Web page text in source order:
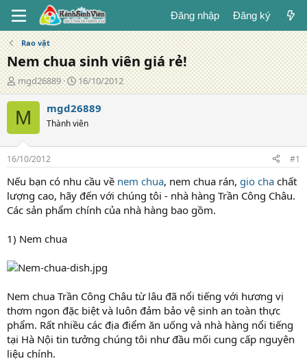
Đăng nhập Đăng ký
Rao vặt
Nem chua sinh viên giá rẻ!
T
á
c
g
ả
mgd26889
N
g
à
y
đ
g
16/10/2012
M mgd26889
Thành viên
16/10/2012 #1
Nếu bạn có nhu cầu về nem chua, nem chua rán, gio cha chất
lượng cao, hãy đến với chúng tôi - nhà hàng Trần Công Châu.
Các sản phẩm chính của nhà hàng bao gồm.
1) Nem chua
Nem chua Trần Công Châu từ lâu đã nổi tiếng với hương vị
thơm ngon đặc biệt và luôn đảm bảo vệ sinh an toàn thực
phẩm. Rất nhiều các địa điểm ăn uống và nhà hàng nổi tiếng
tại Hà Nội tin tưởng chúng tôi như đầu mối cung cấp nguyên
liệu chính.